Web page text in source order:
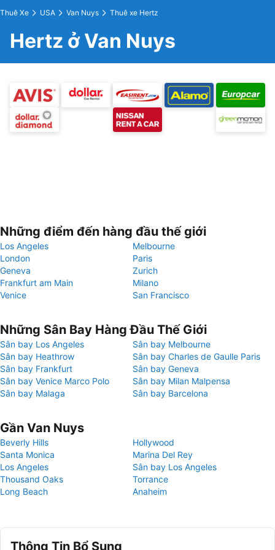
Thuê Xe USA Van Nuys Thuê xe Hertz
Hertz ở Van Nuys
Những điểm đến hàng đầu thế giới
Los Angeles
Melbourne
London
Paris
Geneva
Zurich
Frankfurt am Main
Milano
Venice
San Francisco
Những Sân Bay Hàng Đầu Thế Giới
Sân bay Los Angeles
Sân bay Melbourne
Sân bay Heathrow
Sân bay Charles de Gaulle Paris
Sân bay Frankfurt
Sân bay Geneva
Sân bay Venice Marco Polo
Sân bay Milan Malpensa
Sân bay Malaga
Sân bay Barcelona
Gần Van Nuys
Beverly Hills
Hollywood
Santa Monica
Marina Del Rey
Los Angeles
Sân bay Los Angeles
Thousand Oaks
Torrance
Long Beach
Anaheim
Thông Tin Bổ Sung